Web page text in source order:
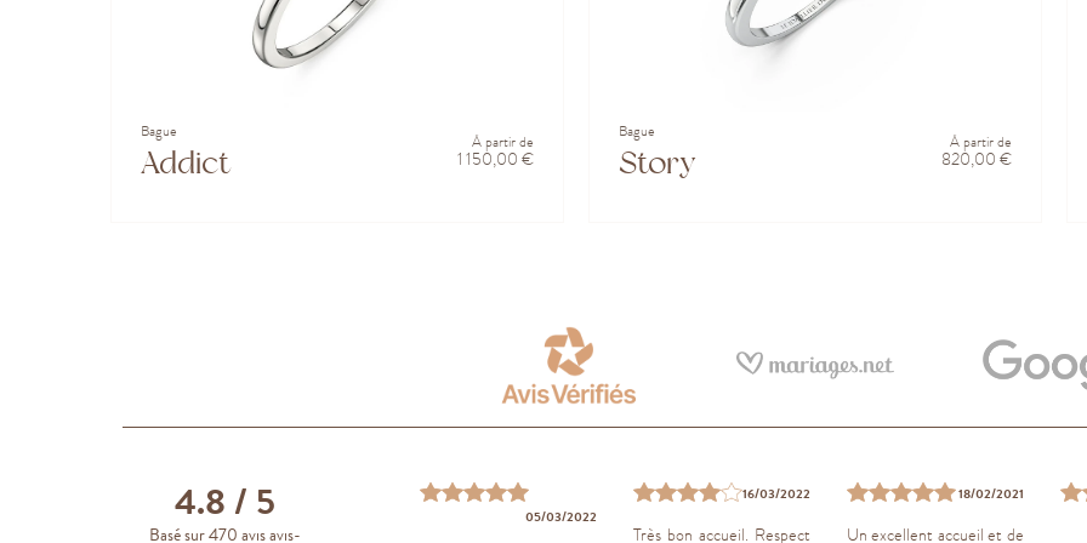
Bague
Addict
À partir de
1 150,00 €
Bague
Story
À partir de
820,00 €
4.8 / 5
Basé sur 470 avis avis-
05/03/2022
16/03/2022
Très bon accueil. Respect
18/02/2021
Un excellent accueil et de